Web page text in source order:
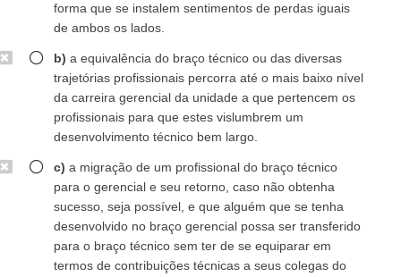
forma que se instalem sentimentos de perdas iguais
de ambos os lados.
b) a equivalência do braço técnico ou das diversas
trajetórias profissionais percorra até o mais baixo nível
da carreira gerencial da unidade a que pertencem os
profissionais para que estes vislumbrem um
desenvolvimento técnico bem largo.
c) a migração de um profissional do braço técnico
para o gerencial e seu retorno, caso não obtenha
sucesso, seja possível, e que alguém que se tenha
desenvolvido no braço gerencial possa ser transferido
para o braço técnico sem ter de se equiparar em
termos de contribuições técnicas a seus colegas do